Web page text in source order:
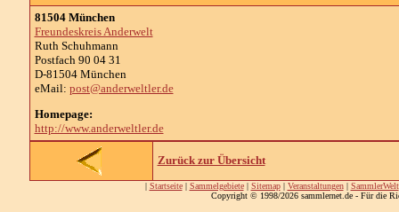
81504 München
Freundeskreis Anderwelt
Ruth Schuhmann
Postfach 90 04 31
D-81504 München
eMail: post@anderweltler.de
Homepage:
http://www.anderweltler.de
Zurück zur Übersicht
| Startseite| Sammelgebiete| Sitemap| Veranstaltungen| SammlerWelt
Copyright © 1998/2026 sammlernet.de - Für die